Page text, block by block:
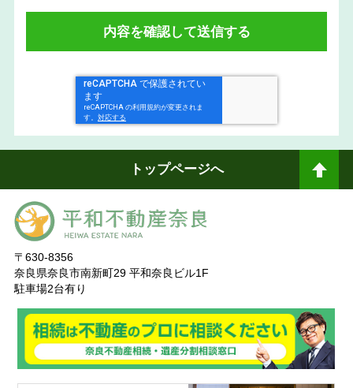
トップページへ
ージトップへ
〒630-8356
奈良県奈良市南新町29 平和奈良ビル1F
駐車場2台有り